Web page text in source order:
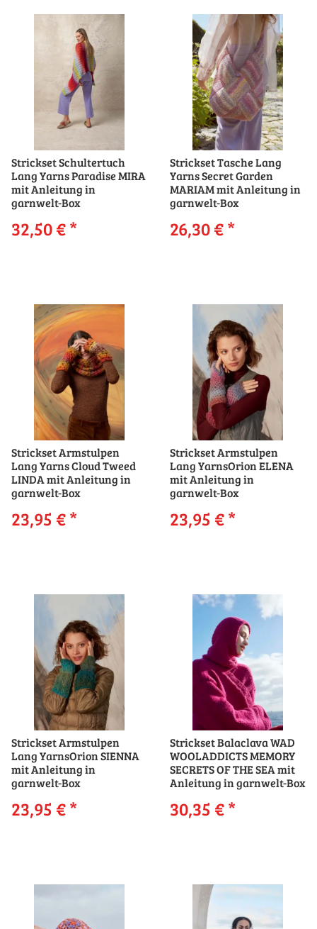
Strickset Schultertuch
Lang Yarns Paradise MIRA
mit Anleitung in
garnwelt-Box
32,50 €*
Strickset Tasche Lang
Yarns Secret Garden
MARIAM mit Anleitung in
garnwelt-Box
26,30 €*
Strickset Armstulpen
Lang Yarns Cloud Tweed
LINDA mit Anleitung in
garnwelt-Box
23,95 €*
Strickset Armstulpen
Lang YarnsOrion ELENA
mit Anleitung in
garnwelt-Box
23,95 €*
Strickset Armstulpen
Lang YarnsOrion SIENNA
mit Anleitung in
garnwelt-Box
23,95 €*
Strickset Balaclava WAD
WOOLADDICTS MEMORY
SECRETS OF THE SEA mit
Anleitung in garnwelt-Box
30,35 €*